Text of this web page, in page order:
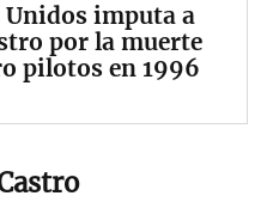
Unidos imputa a
por la muerte
pilotos en 1996